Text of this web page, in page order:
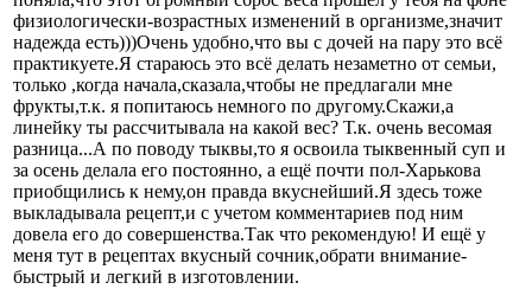
физиологически-возрастных изменений в организме,значит
надежда есть)))Очень удобно,что вы с дочей на пару это всё
практикуете.Я стараюсь это всё делать незаметно от семьи,
только ,когда начала,сказала,чтобы не предлагали мне
фрукты,т.к. я попитаюсь немного по другому.Скажи,а
линейку ты рассчитывала на какой вес? Т.к. очень весомая
разница...А по поводу тыквы,то я освоила тыквенный суп и
за осень делала его постоянно, а ещё почти пол-Харькова
приобщились к нему,он правда вкуснейший.Я здесь тоже
выкладывала рецепт,и с учетом комментариев под ним
довела его до совершенства.Так что рекомендую! И ещё у
меня тут в рецептах вкусный сочник,обрати внимание-
быстрый и легкий в изготовлении.